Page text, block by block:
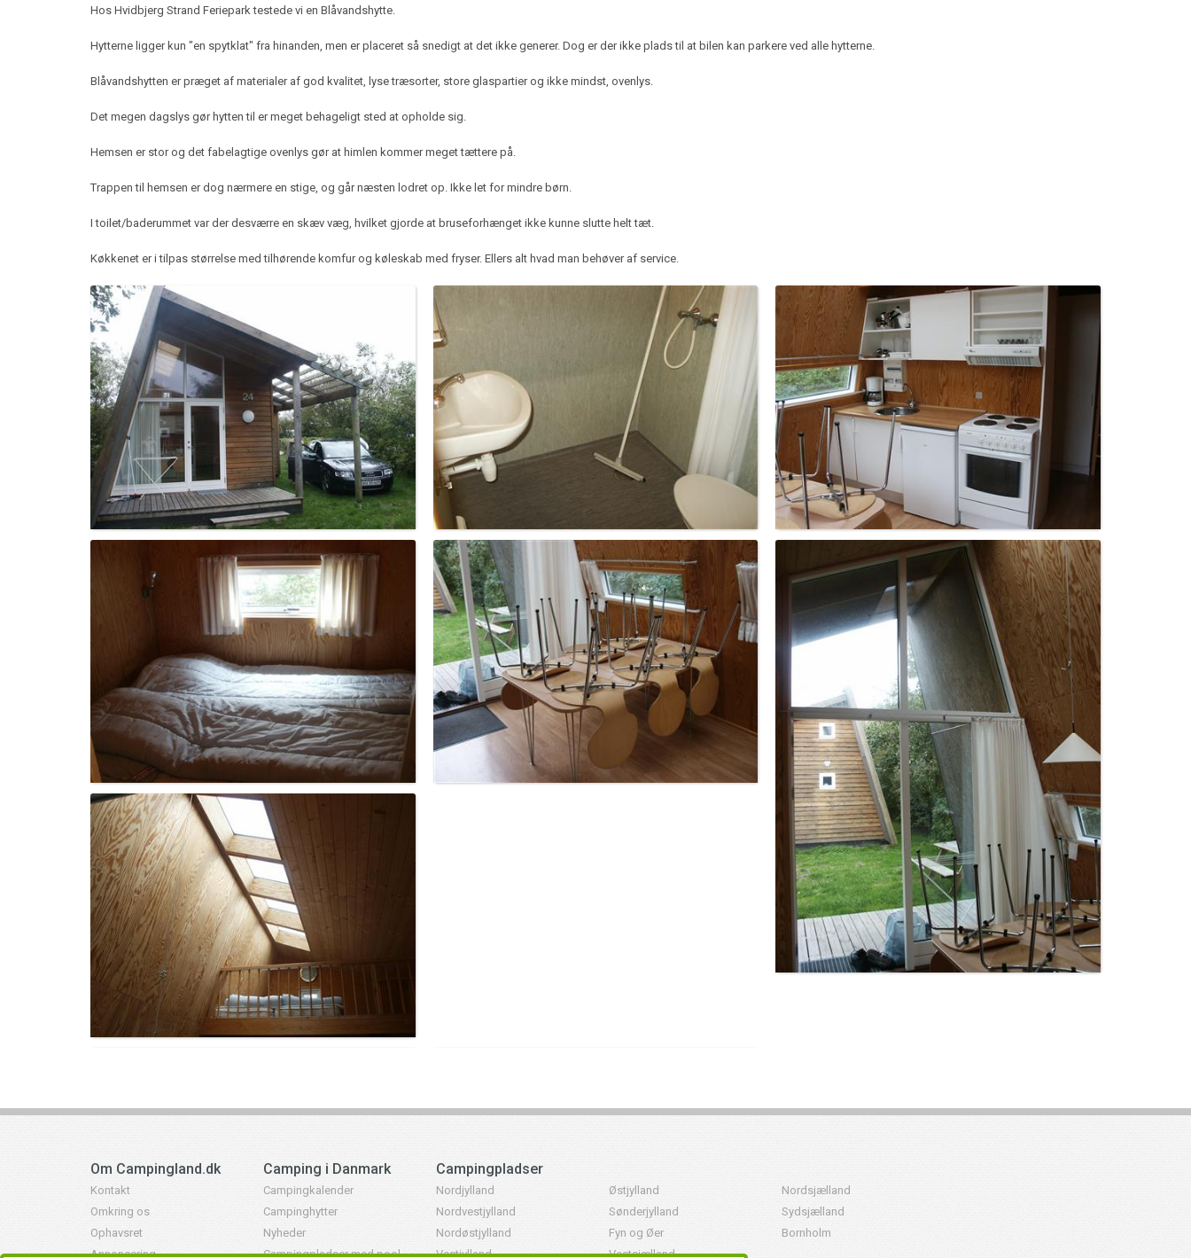
Hos Hvidbjerg Strand Feriepark testede vi en Blåvandshytte.
Hytterne ligger kun "en spytklat" fra hinanden, men er placeret så snedigt at det ikke generer. Dog er der ikke plads til at bilen kan parkere ved alle hytterne.
Blåvandshytten er præget af materialer af god kvalitet, lyse træsorter, store glaspartier og ikke mindst, ovenlys.
Det megen dagslys gør hytten til er meget behageligt sted at opholde sig.
Hemsen er stor og det fabelagtige ovenlys gør at himlen kommer meget tættere på.
Trappen til hemsen er dog nærmere en stige, og går næsten lodret op. Ikke let for mindre børn.
I toilet/baderummet var der desværre en skæv væg, hvilket gjorde at bruseforhænget ikke kunne slutte helt tæt.
Køkkenet er i tilpas størrelse med tilhørende komfur og køleskab med fryser. Ellers alt hvad man behøver af service.
Om Campingland.dk
Kontakt
Omkring os
Ophavsret
Annoncering
Camping i Danmark
Campingkalender
Campinghytter
Nyheder
Campingpladser med pool
Campingpladser
Nordjylland
Nordvestjylland
Nordøstjylland
Vestjylland
Østjylland
Sønderjylland
Fyn og Øer
Vestsjælland
Nordsjælland
Sydsjælland
Bornholm